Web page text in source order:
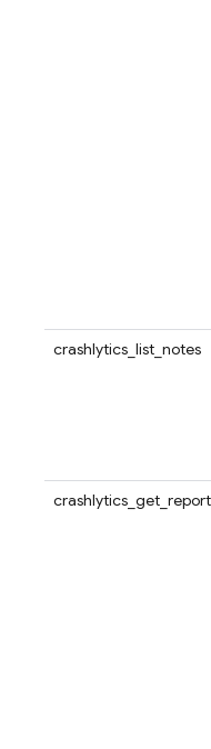
crashlytics_list_notes
crashlytics_get_report